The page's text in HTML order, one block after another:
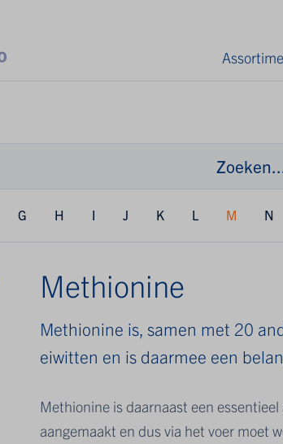
G H I J K L M N
Methionine
Methionine is, samen met 20
eiwitten en is daarmee een
Methionine is daarnaast een
aangemaakt en dus via het voer moet